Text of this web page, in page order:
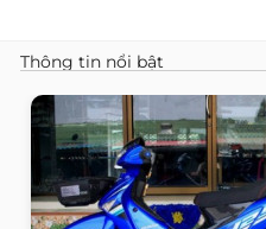
Thông tin nổi bật